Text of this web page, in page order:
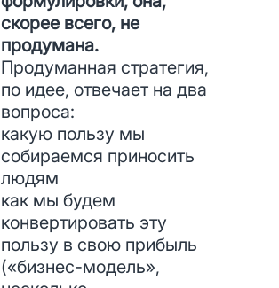
скорее всего, не
продумана.
Продуманная стратегия,
по идее, отвечает на два
вопроса:
какую пользу мы
собираемся приносить
людям
как мы будем
конвертировать эту
пользу в свою прибыль
(«бизнес-модель»,